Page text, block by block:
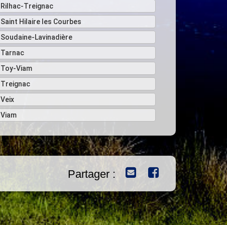
Rilhac-Treignac
Saint Hilaire les Courbes
Soudaine-Lavinadière
Tarnac
Toy-Viam
Treignac
Veix
Viam
Partager :